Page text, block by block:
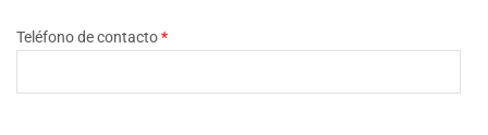
Teléfono de contacto*